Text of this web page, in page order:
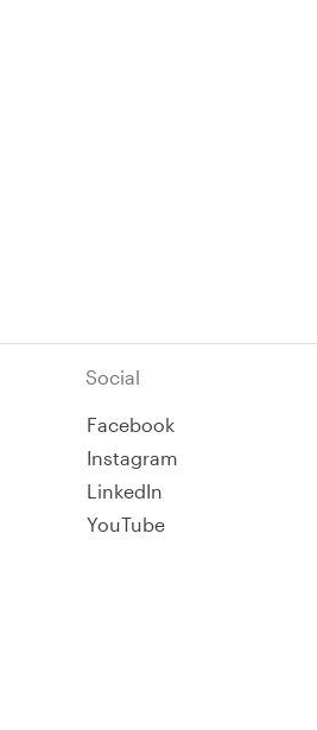
Social
Facebook
Instagram
LinkedIn
YouTube